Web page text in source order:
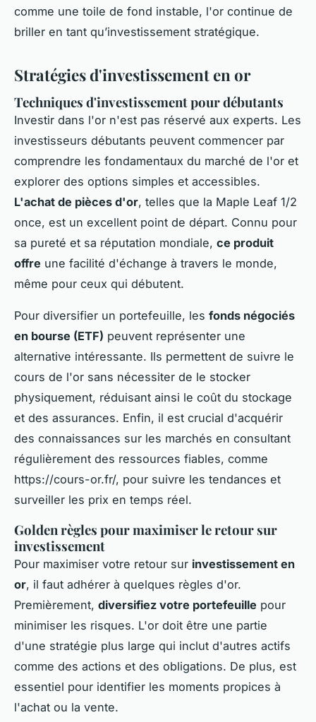
comme une toile de fond instable, l'or continue de
briller en tant qu’investissement stratégique.
Stratégies d'investissement en or
Techniques d'investissement pour débutants
Investir dans l'or n'est pas réservé aux experts. Les
investisseurs débutants peuvent commencer par
comprendre les fondamentaux du marché de l'or et
explorer des options simples et accessibles.
L'achat de pièces d'or, telles que la Maple Leaf 1/2
once, est un excellent point de départ. Connu pour
sa pureté et sa réputation mondiale, ce produit
offre une facilité d'échange à travers le monde,
même pour ceux qui débutent.
Pour diversifier un portefeuille, les fonds négociés
en bourse (ETF) peuvent représenter une
alternative intéressante. Ils permettent de suivre le
cours de l'or sans nécessiter de le stocker
physiquement, réduisant ainsi le coût du stockage
et des assurances. Enfin, il est crucial d'acquérir
des connaissances sur les marchés en consultant
régulièrement des ressources fiables, comme
https://cours-or.fr/, pour suivre les tendances et
surveiller les prix en temps réel.
Golden règles pour maximiser le retour sur
investissement
Pour maximiser votre retour sur investissement en
or, il faut adhérer à quelques règles d'or.
Premièrement, diversifiez votre portefeuille pour
minimiser les risques. L'or doit être une partie
d'une stratégie plus large qui inclut d'autres actifs
comme des actions et des obligations. De plus, est
essentiel pour identifier les moments propices à
l'achat ou la vente.